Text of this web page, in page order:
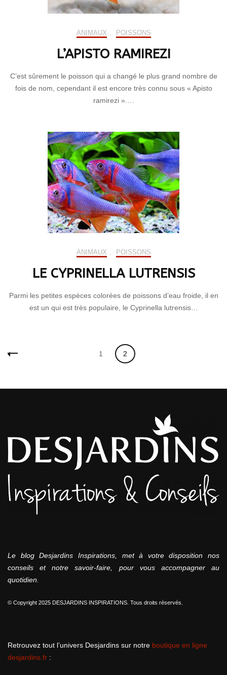
ANIMAUX , POISSONS
L’APISTO RAMIREZI
C’est sûrement le poisson qui a changé le plus grand nombre de
fois de nom, cependant il est encore très connu sous « Apisto
ramirezi »….
ANIMAUX , POISSONS
LE CYPRINELLA LUTRENSIS
Parmi les petites espèces colorées de poissons d’eau froide, il en
est un qui est très populaire, le Cyprinella lutrensis…
Navigation
Page
1 Page
2
Le blog Desjardins Inspirations, met à votre disposition nos
conseils et notre savoir-faire, pour vous accompagner au
quotidien.
© Copyright 2025 DESJARDINS INSPIRATIONS. Tous droits réservés.
Retrouvez tout l’univers Desjardins sur notre boutique en ligne
desjardins.fr :